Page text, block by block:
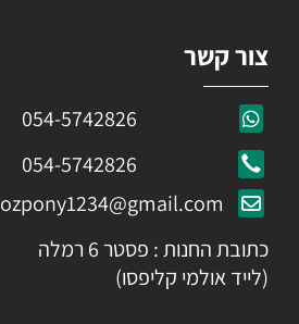
צור קשר
054-5742826
054-5742826
ozpony1234@gmail.com
כתובת החנות : פסטר 6 רמלה
(לייד אולמי קליפסו)